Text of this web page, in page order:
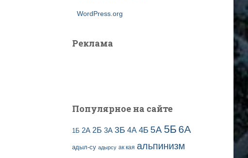
WordPress.org
Реклама
Популярное на сайте
1Б 2А 2Б 3А 3Б 4А 4Б 5А 5Б 6А
адыл-су адырсу ак кая альпинизм